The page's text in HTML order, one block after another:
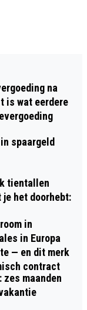
na
is wat eerdere
spaargeld
tientallen
je het doorhebt:
in
in Europa
— en dit merk
contract
zes maanden